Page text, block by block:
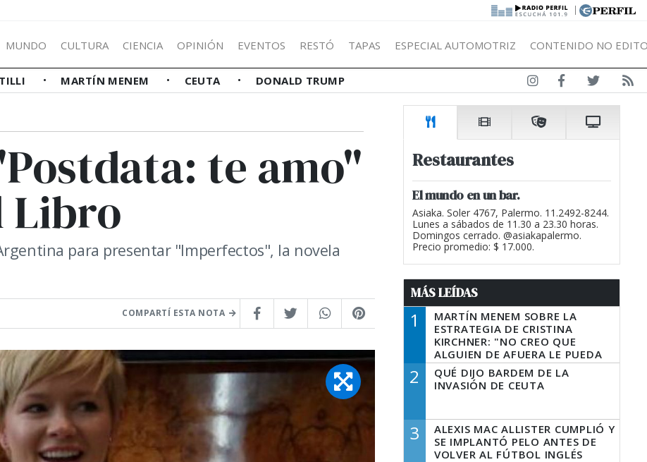
|
MUNDO CULTURA CIENCIA OPINIÓN EVENTOS RESTÓ TAPAS ESPECIAL AUTOMOTRIZ CONTENIDO NO
MARTÍN MENEM CEUTA DONALD TRUMP
te amo"
Libro
para presentar "Imperfectos", la novela
COMPARTÍ ESTA NOTA
Restaurantes
El mundo en un bar.
Asiaka. Soler 4767, Palermo. 11.2492-8244.
Lunes a sábados de 11.30 a 23.30 horas.
Domingos cerrado. @asiakapalermo.
Precio promedio: $ 17.000.
MÁS LEÍDAS
1
MARTÍN MENEM SOBRE LA
ESTRATEGIA DE CRISTINA
KIRCHNER: "NO CREO QUE
ALGUIEN DE AFUERA LE PUEDA
DECIR A LA JUSTICIA LO QUE
TIENE QUE HACER"
2
QUÉ DIJO BARDEM DE LA
INVASIÓN DE CEUTA
3
ALEXIS MAC ALLISTER CUMPLIÓ Y
SE IMPLANTÓ PELO ANTES DE
VOLVER AL FÚTBOL INGLÉS